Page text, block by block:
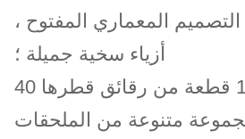
المعماري المفتوح ،
أزياء سخية جميلة ؛
3. يمكن وضع 16 قطعة من رقائق قطرها 40
متنوعة من الملحقات